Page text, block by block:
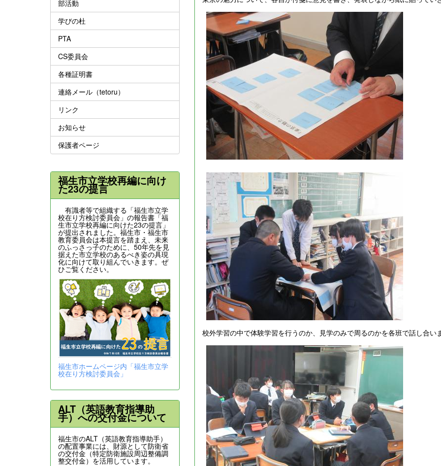
校外学習の中で体験学習を行うのか、見学のみで周るのかを各班で話し合い
部活動
学びの杜
PTA
CS委員会
各種証明書
連絡メール（tetoru）
リンク
お知らせ
保護者ページ
福生市立学校再編に向け
た23の提言
有識者等で組織する「福生市立学
校在り方検討委員会」の報告書「福
生市立学校再編に向けた23の提言」
が提出されました。福生市・福生市
教育委員会は本提言を踏まえ、未来
のふっさっ子のために、50年先を見
据えた市立学校のあるべき姿の具現
化に向けて取り組んでいきます。ぜ
ひご覧ください。
福生市ホームページ内「福生市立学
校在り方検討委員会」
ALT（英語教育指導助
手）への交付金について
福生市のALT（英語教育指導助手）
の配置事業には、財源として防衛省
の交付金（特定防衛施設周辺整備調
整交付金）を活用しています。